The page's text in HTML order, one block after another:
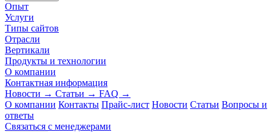
Опыт
Услуги
Типы сайтов
Отрасли
Вертикали
Продукты и технологии
О компании
Контактная информация
Новости → Статьи → FAQ →
О компании Контакты Прайс-лист Новости Статьи Вопросы и
ответы
Связаться с менеджерами